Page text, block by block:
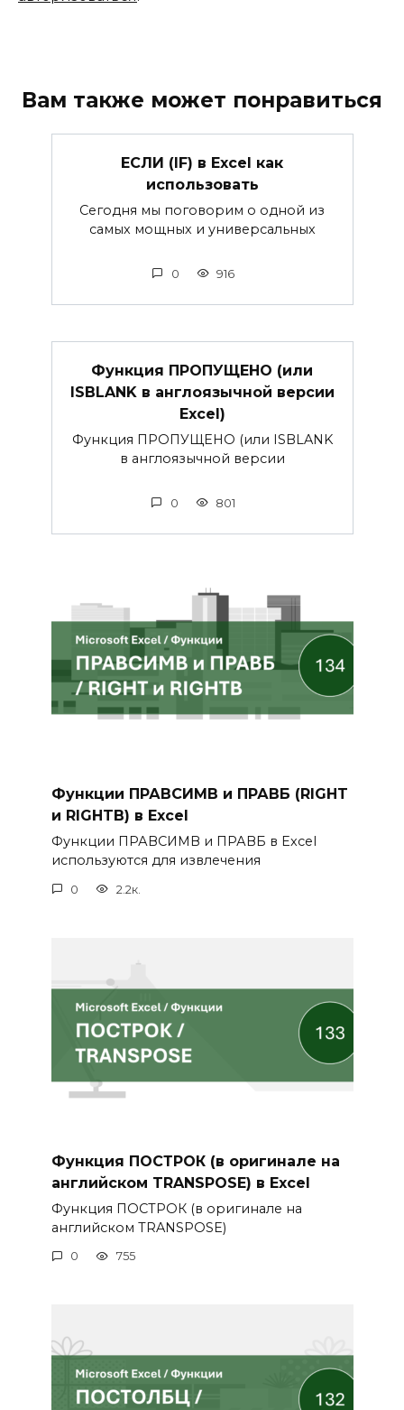
Вам также может понравиться
ЕСЛИ (IF) в Excel как
использовать
Сегодня мы поговорим о одной из
самых мощных и универсальных
0 916
Функция ПРОПУЩЕНО (или
ISBLANK в англоязычной версии
Excel)
Функция ПРОПУЩЕНО (или ISBLANK
в англоязычной версии
0 801
Функции ПРАВСИМВ и ПРАВБ (RIGHT
и RIGHTB) в Excel
Функции ПРАВСИМВ и ПРАВБ в Excel
используются для извлечения
0 2.2к.
Функция ПОСТРОК (в оригинале на
английском TRANSPOSE) в Excel
Функция ПОСТРОК (в оригинале на
английском TRANSPOSE)
0 755